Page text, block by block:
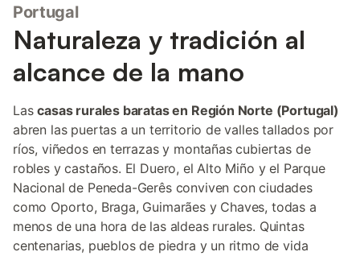
Portugal
Naturaleza y tradición al
alcance de la mano
Lascasas rurales baratas en Región Norte (Portugal)
abren las puertas a un territorio de valles tallados por
ríos, viñedos en terrazas y montañas cubiertas de
robles y castaños. El Duero, el Alto Miño y el Parque
Nacional de Peneda-Gerês conviven con ciudades
como Oporto, Braga, Guimarães y Chaves, todas a
menos de una hora de las aldeas rurales. Quintas
centenarias, pueblos de piedra y un ritmo de vida